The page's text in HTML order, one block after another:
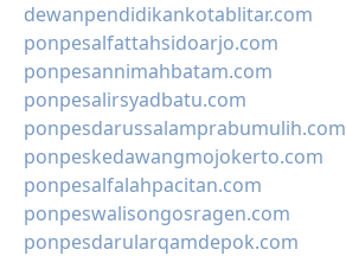
dewanpendidikankotablitar.com
ponpesalfattahsidoarjo.com
ponpesannimahbatam.com
ponpesalirsyadbatu.com
ponpesdarussalamprabumulih.com
ponpeskedawangmojokerto.com
ponpesalfalahpacitan.com
ponpeswalisongosragen.com
ponpesdarularqamdepok.com